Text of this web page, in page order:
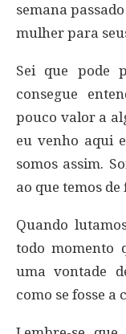
semana
mulher para
Sei que pode
consegue
pouco valor a
eu venho aqui
somos assim.
ao que temos
Quando
todo momento
uma vontade
como se fosse a